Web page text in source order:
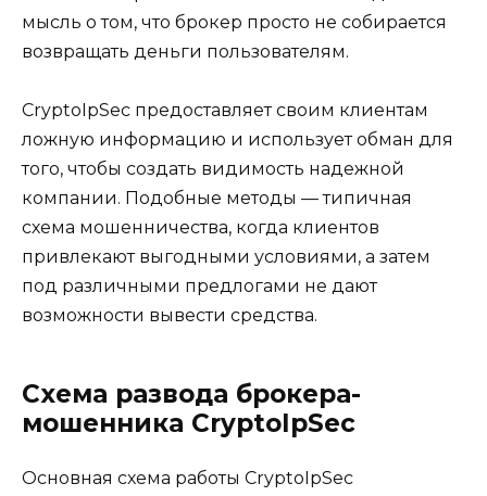
мысль о том, что брокер просто не собирается
возвращать деньги пользователям.
CryptoIpSec предоставляет своим клиентам
ложную информацию и использует обман для
того, чтобы создать видимость надежной
компании. Подобные методы — типичная
схема мошенничества, когда клиентов
привлекают выгодными условиями, а затем
под различными предлогами не дают
возможности вывести средства.
Схема развода брокера-
мошенника CryptoIpSec
Основная схема работы CryptoIpSec